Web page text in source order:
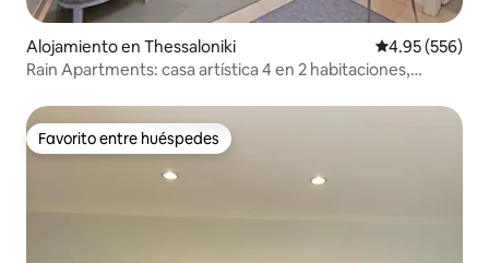
Alojamiento en Thessaloniki Calificación
4.95 (556)
Rain Apartments: casa artística 4 en 2 habitaciones,
Favorito entre huéspedes
Favorito entre huéspedes